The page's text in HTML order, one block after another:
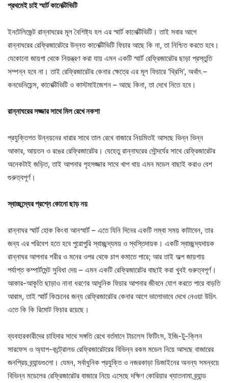
প্রথমেইচাইস্মার্টকানেক্টিভিটি
ইনটেলিজেন্ট রান্নাঘরের মূল বৈশিষ্ট্য হল এর স্মার্ট কানেক্টিভিটি। তাই সবার আগে
রান্নাঘরের রেফ্রিজারেটরে উন্নত কানেক্টিভিটি ফিচার আছে কি না, তা নিশ্চিত করতে হবে।
যেকোনো জায়গা থেকে নিয়ন্ত্রণ করা যায় এমন একটি স্মার্ট রেফ্রিজারেটর ছাড়া প্রস্তুতি
সম্পন্ন হবে না। তাই রেফ্রিজারেটর কেনার ক্ষেত্রে এর মূল ফিচারে ‘থ্রিসি’, অর্থাৎ –
কনভেনিয়েন্স, কানেক্টিভিটি ও কাস্টমাইজেশন – আছে কিনা, তা দেখে নিতে হবে।
রান্নাঘরেরসজ্জারসাথেমিলরেখেনকশা
প্রযুক্তিগত উন্নয়নের ধারার সাথে তাল রেখে বাজারে নিয়মিতই আসছে ভিন্ন ভিন্ন
আকার, আয়তন ও রঙের রেফ্রিজারেটর। যেহেতু রান্নাঘরের সৌন্দর্যের সাথে রেফ্রিজারেটর
অনেকটাই জড়িত, তাই আপনার গৃহসজ্জার সাথে খাপ খায় এমন মডেল বাছাই করাও বেশ
গুরুত্বপূর্ণ।
স্বাচ্ছন্দ্যেরপ্রশ্নেকোনোছাড়নয়
রান্নাঘর স্মার্ট হোক কিংবা আনস্মার্ট – এতে যিনি দিনের একটি লম্বা সময় কাটাবেন, তার
জন্য এর পরিবেশ হতে হবে পুরোপুরি স্বাচ্ছন্দ্যময় ও স্বস্তিদায়ক। একটি স্বাচ্ছন্দ্যদায়ক
রান্নাঘর আপনার শরীর ও মনের ওপর থেকে চাপ কমাতে পারে; আর তাই অল্প জায়গায়
পর্যাপ্ত কম্পার্টমেন্ট সুবিধা দেয় – এমন একটি রেফ্রিজারেটর বাছাই করা খুবই গুরুত্বপূর্ণ।
আকার-আকৃতি ছাড়াও নানা ধরণের আধুনিক ফিচার আপনার জীবনে যোগ করতে পারে বাড়তি
আরাম, তাই স্মার্ট কিচেনের জন্য রেফ্রিজারেটর কেনার আগে ভালোভাবে দেখে নেওয়া উচিৎ
এতে কি কি রিমোট ফিচার রয়েছে।
ব্যবহারকারীদের চাহিদার সাথে সঙ্গতি রেখে বর্তমানে টাচলেস ফিটিংস, ইজি-টু-ক্লিন
সারফেস ও অ্যাপ-কন্ট্রোলড রেফ্রিজারেটরের বিভিন্ন রকম মডেল নিয়ে আসছে বাজারের
জনপ্রিয় ব্র্যান্ডগুলো। যেমন, সর্বাধুনিক প্রযুক্তি ও নজরকাড়া ডিজাইনের অনন্য সমন্বয়ে
বিভিন্ন মডেলের রেফ্রিজারেটর বাজারে নিয়ে এসেছে দক্ষিণ কোরিয়ার খ্যাতনামা ব্র্যান্ড